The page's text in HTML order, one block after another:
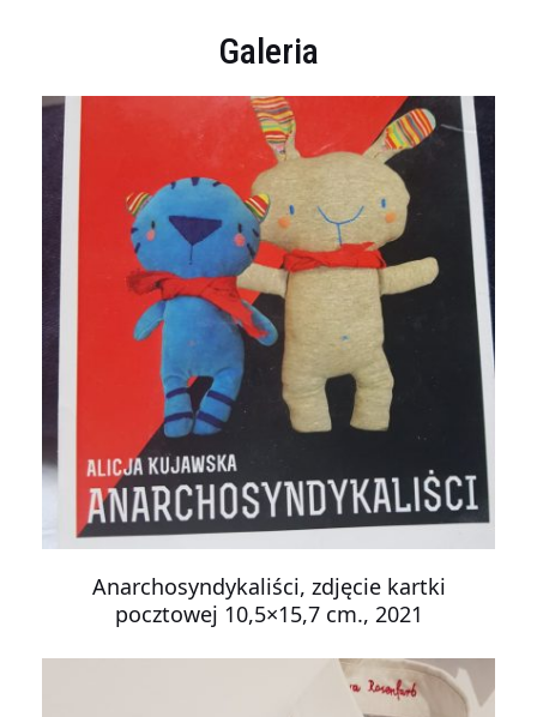
Galeria
Anarchosyndykaliści, zdjęcie kartki
pocztowej 10,5×15,7 cm., 2021